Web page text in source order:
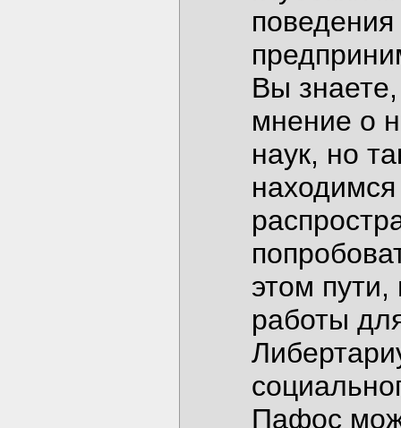
Вы
мнение о
наук, но
этом
работы
Пафос